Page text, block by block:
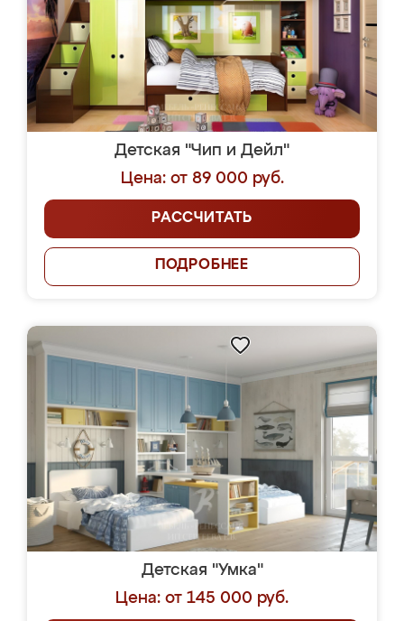
Детская "Чип и Дейл"
Цена: от 89 000 руб.
РАССЧИТАТЬ
ПОДРОБНЕЕ
Детская "Умка"
Цена: от 145 000 руб.